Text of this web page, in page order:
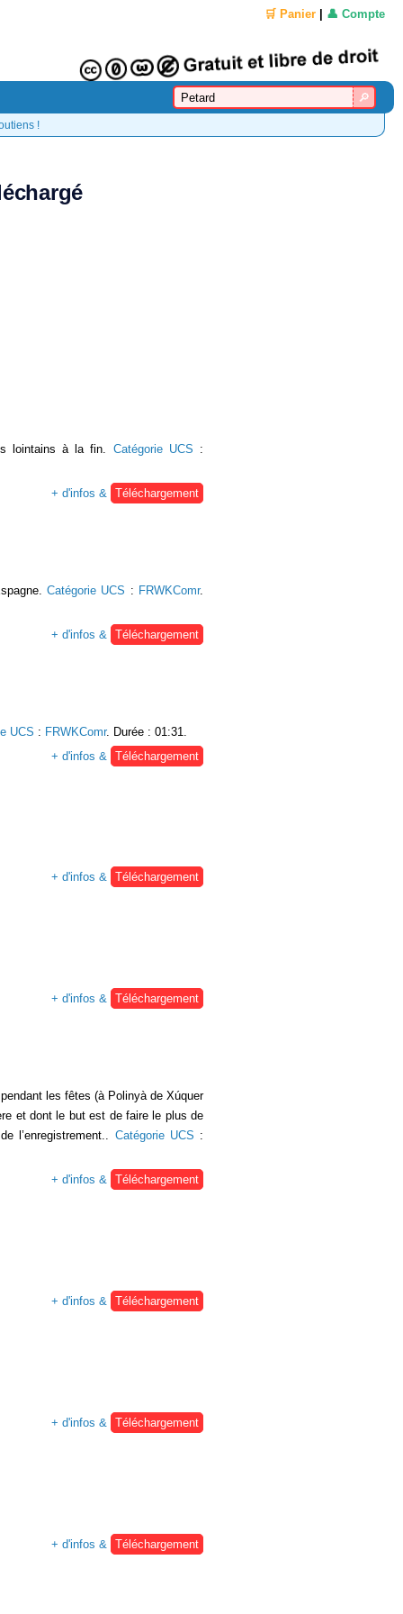
🛒 Panier 👤 Compte
!
lointains à la fin. Catégorie UCS :
+ d'infos &
Téléchargement
Catégorie UCS : FRWKComr.
+ d'infos &
Téléchargement
UCS : FRWKComr. Durée : 01:31.
+ d'infos &
Téléchargement
+ d'infos & Téléchargement
+ d'infos & Téléchargement
les fêtes (à Polinyà de Xúquer
et dont le but est de faire le plus de
l’enregistrement.. Catégorie UCS :
+ d'infos & Téléchargement
+ d'infos &
Téléchargement
+ d'infos &
Téléchargement
+ d'infos &
Téléchargement